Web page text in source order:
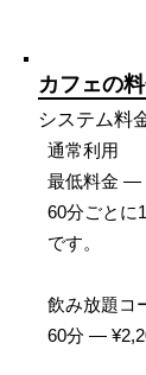
カフェの
システム料
通常利用
最低料金 —
60分ごとに
です。
飲み放題コ
60分 —